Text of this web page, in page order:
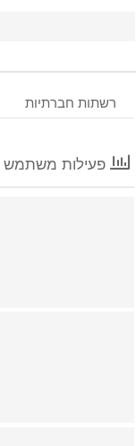
רשתות חברתיות
פעילות משתמש